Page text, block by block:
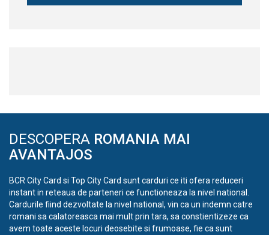
DESCOPERA ROMANIA MAI
AVANTAJOS
BCR City Card si Top City Card sunt carduri ce iti ofera reduceri
instant in reteaua de parteneri ce functioneaza la nivel national.
Cardurile fiind dezvoltate la nivel national, vin ca un indemn catre
romani sa calatoreasca mai mult prin tara, sa constientizeze ca
avem toate aceste locuri deosebite si frumoase, fie ca sunt